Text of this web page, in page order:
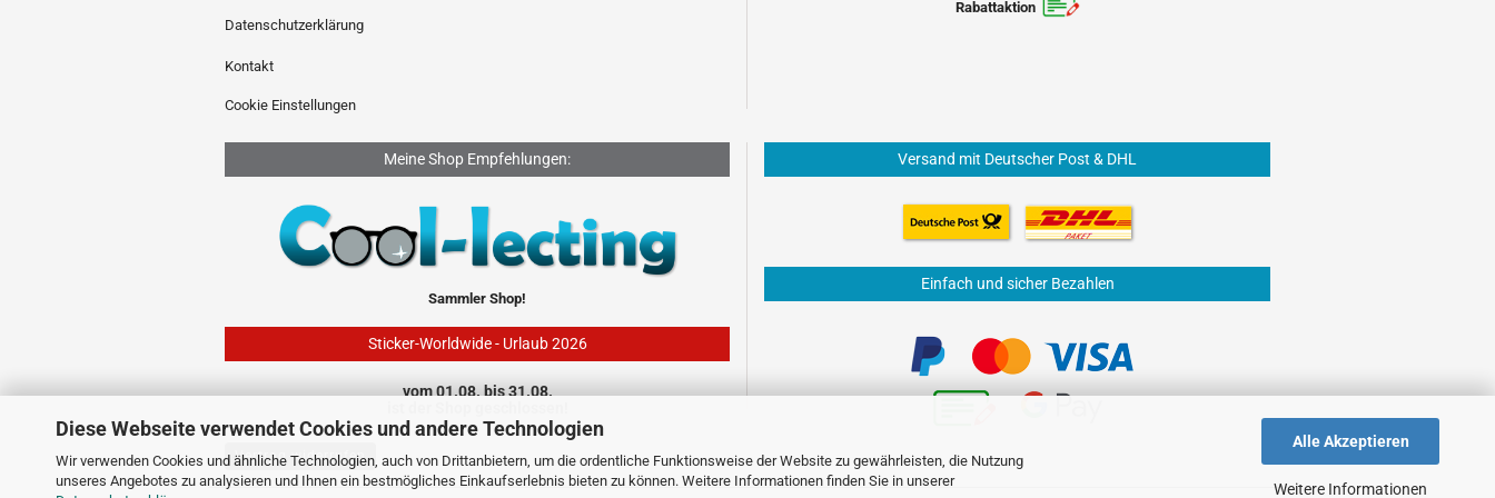
Diese Webseite verwendet Cookies und andere Technologien
Wir verwenden Cookies und ähnliche Technologien, auch von Drittanbietern, um die ordentliche Funktionsweise der Website zu gewährleisten, die Nutzung
unseres Angebotes zu analysieren und Ihnen ein bestmögliches Einkaufserlebnis bieten zu können. Weitere Informationen finden Sie in unserer
Alle Akzeptieren
Weitere Informationen
Datenschutzerklärung
Kontakt
Cookie Einstellungen
Rabattaktion
Meine Shop Empfehlungen:
Sammler Shop!
Sticker-Worldwide - Urlaub 2026
vom 01.08. bis 31.08.
Versand mit Deutscher Post & DHL
Einfach und sicher Bezahlen
Vertrag widerrufen